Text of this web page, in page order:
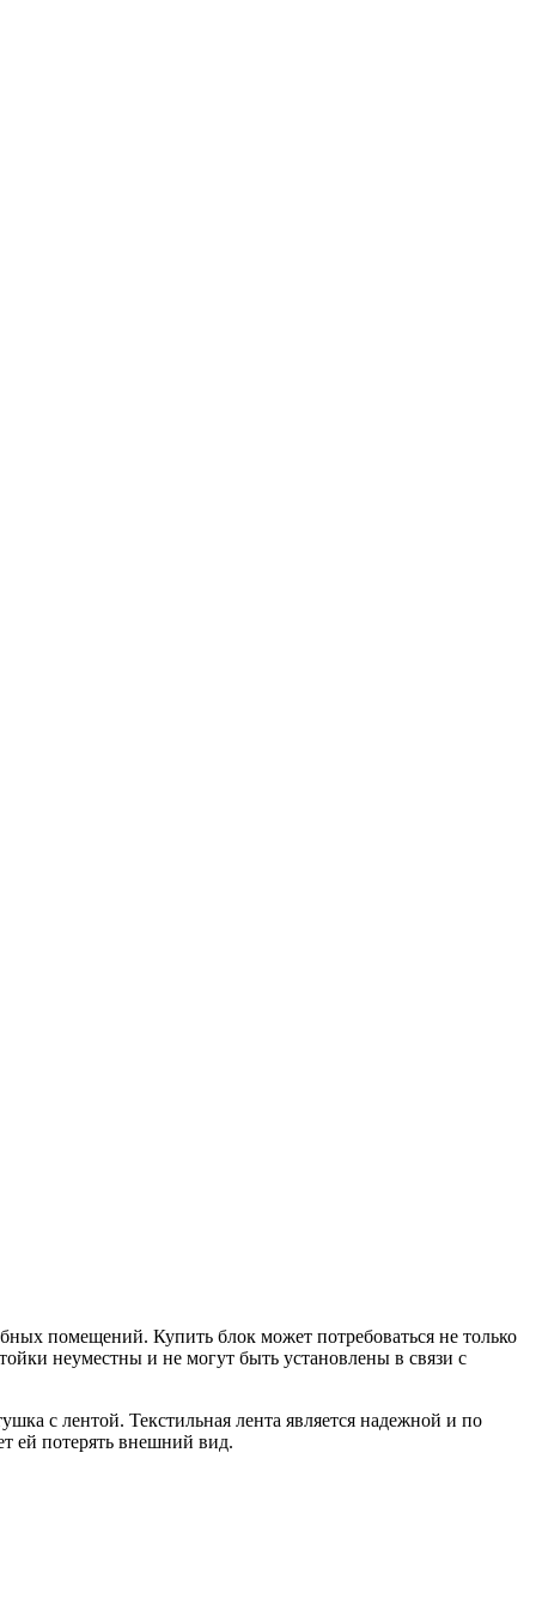
помещений. Купить блок может потребоваться не только
неуместны и не могут быть установлены в связи с
с лентой. Текстильная лента является надежной и по
ей потерять внешний вид.